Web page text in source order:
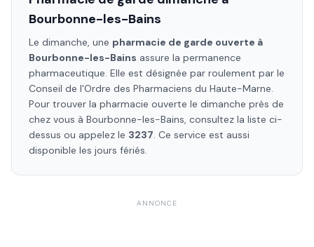
Bourbonne-les-Bains
Le dimanche, une pharmacie de garde ouverte à
Bourbonne-les-Bains assure la permanence
pharmaceutique. Elle est désignée par roulement par le
Conseil de l'Ordre des Pharmaciens du Haute-Marne.
Pour trouver la pharmacie ouverte le dimanche près de
chez vous à Bourbonne-les-Bains, consultez la liste ci-
dessus ou appelez le 3237. Ce service est aussi
disponible les jours fériés.
ANNONCE